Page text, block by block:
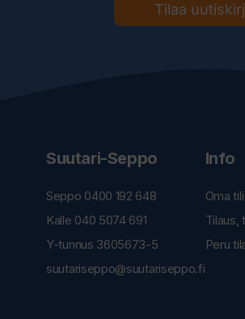
Tilaa
Suutari-Seppo
Seppo 0400 192 648
Kalle 040 5074 691
Y-tunnus 3605673-5
suutariseppo@suutariseppo.fi
Info
Oma tili
Tilaus,
Peru